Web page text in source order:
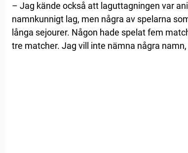
– Jag kände också att laguttagningen var
namnkunnigt lag, men några av spelarna
långa sejourer. Någon hade spelat fem
tre matcher. Jag vill inte nämna några